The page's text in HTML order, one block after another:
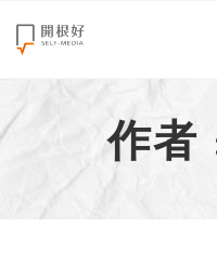
來點正能量
世界在想什麼
創造美好生活
作者